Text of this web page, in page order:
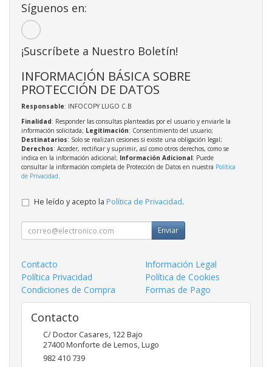
Síguenos en:
¡Suscríbete a Nuestro Boletín!
INFORMACIÓN BÁSICA SOBRE
PROTECCIÓN DE DATOS
Responsable: INFOCOPY LUGO C.B
Finalidad: Responder las consultas planteadas por el usuario y enviarle la
información solicitada; Legitimación: Consentimiento del usuario;
Destinatarios: Solo se realizan cesiones si existe una obligación legal;
Derechos: Acceder, rectificar y suprimir, así como otros derechos, como se
indica en la información adicional; Información Adicional: Puede
consultar la información completa de Protección de Datos en nuestra Política
de Privacidad.
He leído y acepto la Política de Privacidad.
Enviar
Contacto
Información Legal
Política Privacidad
Política de Cookies
Condiciones de Compra
Formas de Pago
Contacto
C/ Doctor Casares, 122 Bajo
27400Monforte de Lemos,Lugo
982 410 739